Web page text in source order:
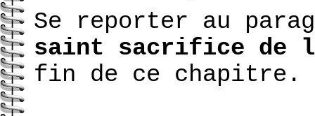
Se reporter au
saint sacrifice de
fin de ce chapitre.